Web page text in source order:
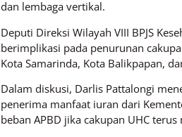
dan lembaga vertikal.
Deputi Direksi Wilayah VIII BPJS
berimplikasi pada penurunan
Kota Samarinda, Kota Balikpapan,
Dalam diskusi, Darlis Pattalongi
penerima manfaat iuran dari
beban APBD jika cakupan UHC